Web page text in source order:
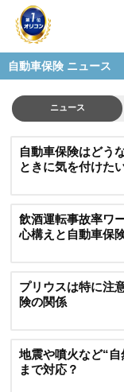
自動車保険 ニュース
ニュース
自動車保険はどう
ときに気を付けた
飲酒運転事故率ワ
心構えと自動車保
プリウスは特に注
険の関係
地震や噴火など“
まで対応？